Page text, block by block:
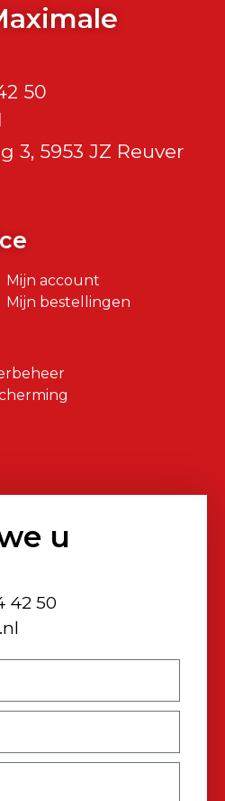
50
3, 5953 JZ Reuver
Mijn account
Mijn bestellingen
u
42 50